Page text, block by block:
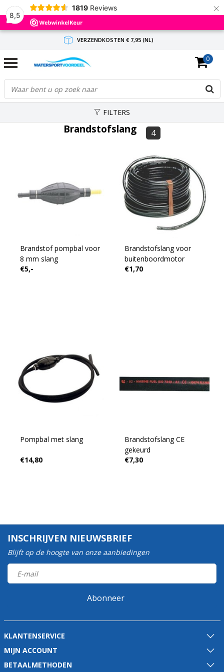
8,5
1819 Reviews ×
VERZENDKOSTEN € 7,95 (NL)
GRATIS VERZENDING(NL) VANAF € 65,-
BINNEN 1-3 WERKDAGEN ANTWOORD
0
FILTERS
Brandstofslang 4
Brandstof pompbal voor
8 mm slang
€5,-
Brandstofslang voor
buitenboordmotor
€1,70
Pompbal met slang
€14,80
Brandstofslang CE
gekeurd
€7,30
INSCHRIJVEN NIEUWSBRIEF
Blijft op de hoogte van onze aanbiedingen
Abonneer
KLANTENSERVICE
MIJN ACCOUNT
BETAALMETHODEN